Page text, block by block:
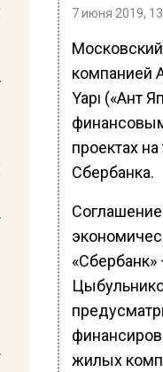
7 июня 2019,
компанией
Yapı («Ант
проектах
Сбербанка.
жилых